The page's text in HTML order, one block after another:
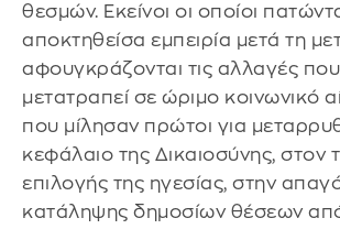
θεσμών. Εκείνοι οι οποίοι
αποκτηθείσα εμπειρία μετά τη
αφουγκράζονται τις αλλαγές
μετατραπεί σε ώριμο κοινωνικό
που μίλησαν πρώτοι για
κεφάλαιο της Δικαιοσύνης, στον
επιλογής της ηγεσίας, στην
κατάληψης δημοσίων θέσεων